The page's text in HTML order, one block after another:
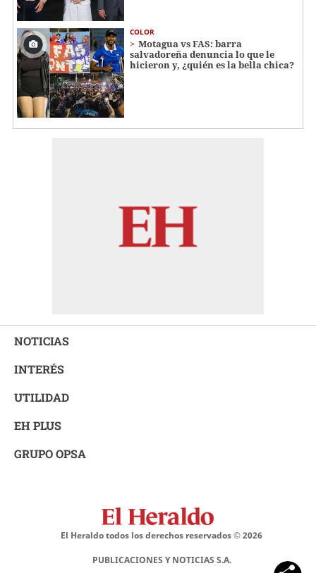
COLOR
Motagua vs FAS: barra
salvadoreña denuncia lo que le
hicieron y, ¿quién es la bella chica?
NOTICIAS
INTERÉS
UTILIDAD
EH PLUS
GRUPO OPSA
El Heraldo todos los derechos reservados ©2026
PUBLICACIONES Y NOTICIAS S.A.